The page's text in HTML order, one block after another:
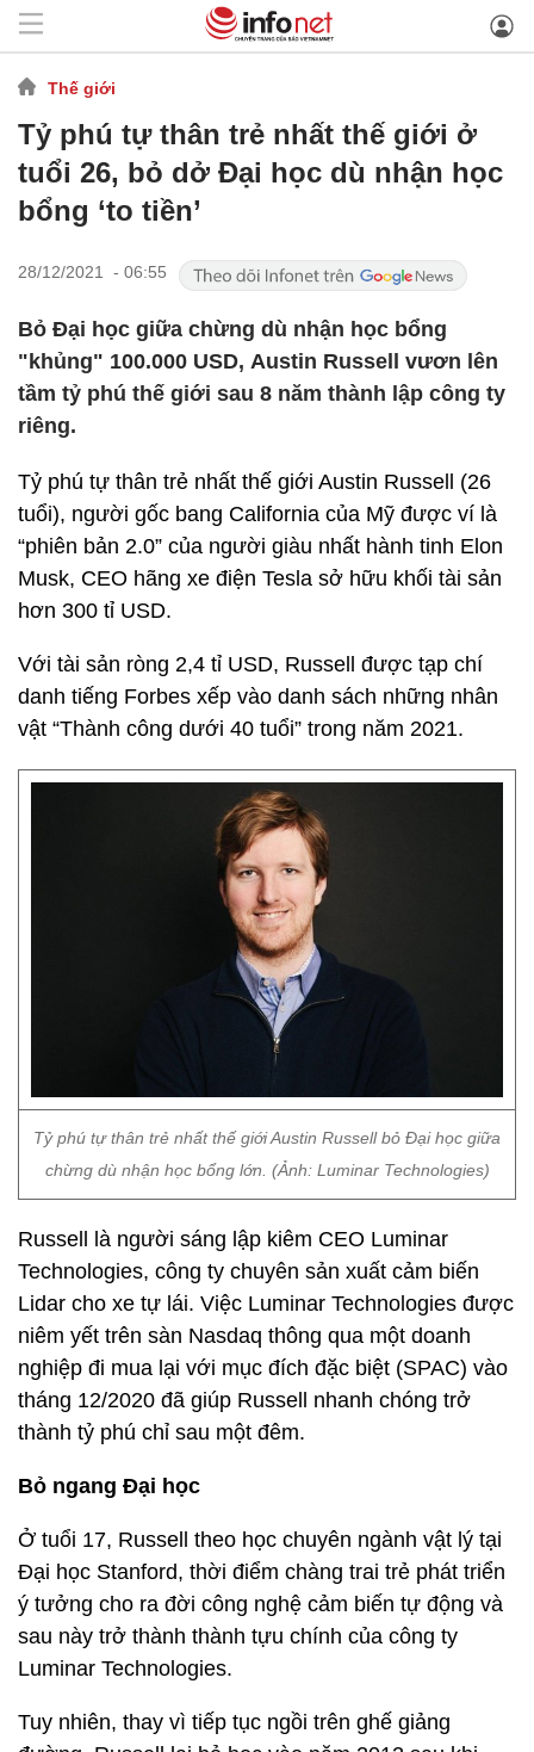
Thế giới
Tỷ phú tự thân trẻ nhất thế giới ở
tuổi 26, bỏ dở Đại học dù nhận học
bổng ‘to tiền’
28/12/2021 - 06:55
Bỏ Đại học giữa chừng dù nhận học bổng
"khủng" 100.000 USD, Austin Russell vươn lên
tầm tỷ phú thế giới sau 8 năm thành lập công ty
riêng.
Tỷ phú tự thân trẻ nhất thế giới Austin Russell (26
tuổi), người gốc bang California của Mỹ được ví là
“phiên bản 2.0” của người giàu nhất hành tinh Elon
Musk, CEO hãng xe điện Tesla sở hữu khối tài sản
hơn 300 tỉ USD.
Với tài sản ròng 2,4 tỉ USD, Russell được tạp chí
danh tiếng Forbes xếp vào danh sách những nhân
vật “Thành công dưới 40 tuổi” trong năm 2021.
Tỷ phú tự thân trẻ nhất thế giới Austin Russell bỏ Đại học giữa
chừng dù nhận học bổng lớn. (Ảnh: Luminar Technologies)
Russell là người sáng lập kiêm CEO Luminar
Technologies, công ty chuyên sản xuất cảm biến
Lidar cho xe tự lái. Việc Luminar Technologies được
niêm yết trên sàn Nasdaq thông qua một doanh
nghiệp đi mua lại với mục đích đặc biệt (SPAC) vào
tháng 12/2020 đã giúp Russell nhanh chóng trở
thành tỷ phú chỉ sau một đêm.
Bỏ ngang Đại học
Ở tuổi 17, Russell theo học chuyên ngành vật lý tại
Đại học Stanford, thời điểm chàng trai trẻ phát triển
ý tưởng cho ra đời công nghệ cảm biến tự động và
sau này trở thành thành tựu chính của công ty
Luminar Technologies.
Tuy nhiên, thay vì tiếp tục ngồi trên ghế giảng